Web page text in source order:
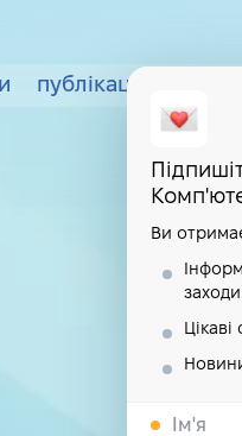
публікації
Ви
заходи
Цікаві
Iм'я